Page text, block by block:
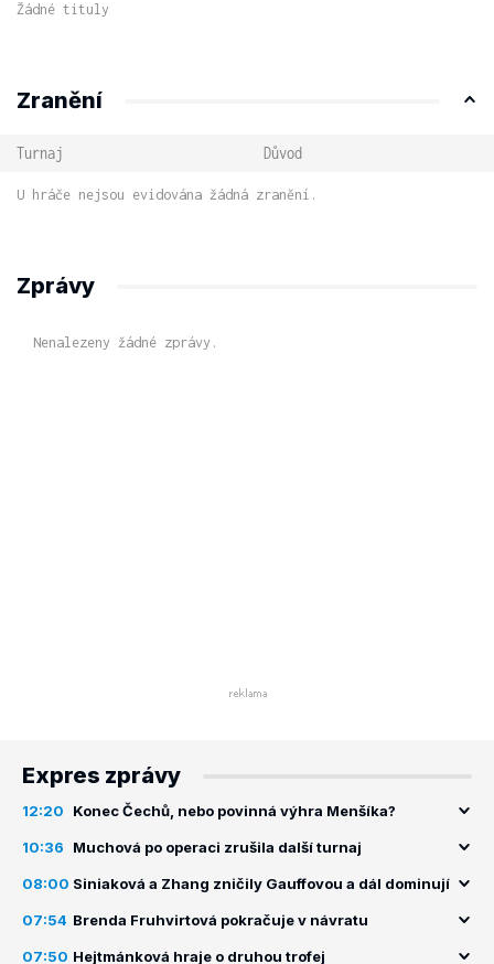
Žádné tituly
Zranění
Turnaj Důvod
U hráče nejsou evidována žádná zranění.
Zprávy
Nenalezeny žádné zprávy.
Expres zprávy
12:20 Konec Čechů, nebo povinná výhra Menšíka?
10:36 Muchová po operaci zrušila další turnaj
08:00 Siniaková a Zhang zničily Gauffovou a dál dominují
07:54 Brenda Fruhvirtová pokračuje v návratu
07:50 Hejtmánková hraje o druhou trofej